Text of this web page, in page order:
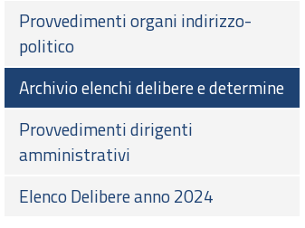
Provvedimenti organi indirizzo-
politico
Archivio elenchi delibere e determine
Provvedimenti dirigenti
amministrativi
Elenco Delibere anno 2024